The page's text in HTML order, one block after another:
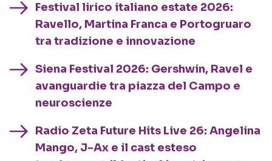
Festival lirico italiano estate 2026:
Ravello, Martina Franca e Portogruaro
tra tradizione e innovazione
Siena Festival 2026: Gershwin, Ravel e
avanguardie tra piazza del Campo e
neuroscienze
Radio Zeta Future Hits Live 26: Angelina
Mango, J-Ax e il cast esteso